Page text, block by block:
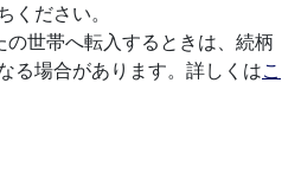
ください。
世帯へ転入するときは、続柄
る場合があります。詳しくはこ